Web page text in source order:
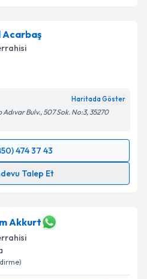
Acarbaş
Haritada Göster
Bulv., 507 Sok. No:3, 35270
474 37 43
Talep Et
e-posta ile bilgilendireceğiz.
Akkurt